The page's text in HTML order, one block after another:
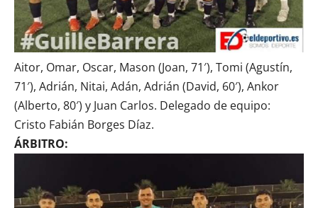
Aitor, Omar, Oscar, Mason (Joan, 71′), Tomi (Agustín,
71′), Adrián, Nitai, Adán, Adrián (David, 60′), Ankor
(Alberto, 80′) y Juan Carlos. Delegado de equipo:
Cristo Fabián Borges Díaz.
ÁRBITRO: